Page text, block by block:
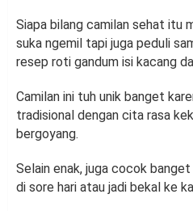
Siapa bilang camilan sehat itu
suka ngemil tapi juga peduli
resep roti gandum isi kacang
Camilan ini tuh unik banget
tradisional dengan cita rasa
bergoyang.
Selain enak, juga cocok
di sore hari atau jadi bekal ke